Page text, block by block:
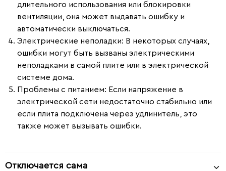
длительного использования или блокировки
вентиляции, она может выдавать ошибку и
автоматически выключаться.
Электрические неполадки: В некоторых случаях,
ошибки могут быть вызваны электрическими
неполадками в самой плите или в электрической
системе дома.
Проблемы с питанием: Если напряжение в
электрической сети недостаточно стабильно или
если плита подключена через удлинитель, это
также может вызывать ошибки.
Отключается сама